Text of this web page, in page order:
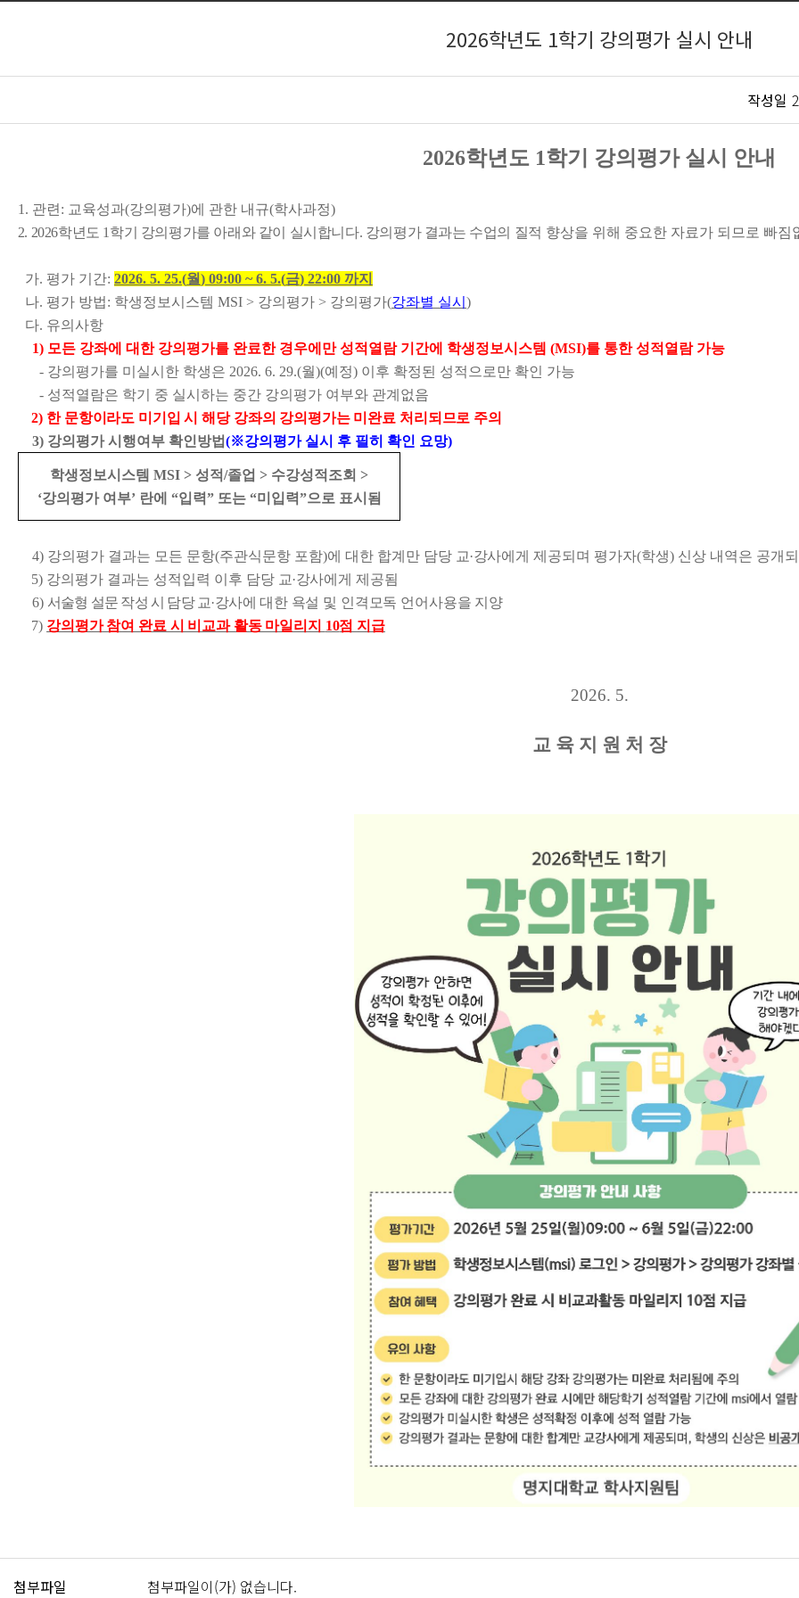
2026학년도 1학기 강의평가 실시 안내
작성일
2026학년도 1학기 강의평가 실시 안내
1. 관련 : 교육성과(강의평가)에 관한 내규(학사과정)
2. 2026학년도 1 학기 강의평가를 아래와 같이 실시합니다. 강의평가 결과는 수업의 질적 향상을 위해 중요한 자료가 되므로 빠
가. 평가 기간: 2026. 5. 25.(월) 09:00 ~ 6. 5.(금) 22:00 까지
나. 평가 방법: 학생정보시스템 MSI > 강의평가 > 강의평가(강좌별 실시 )
다. 유의사항
1) 모든 강좌에 대한 강의평가를 완료한 경우에만 성적열람 기간에 학생정보시스템 (MSI)를 통한 성적열람 가능
- 강의평가를 미실시한 학생은 2026. 6. 29.(월)(예정) 이후 확정된 성적으로만 확인 가능
- 성적열람은 학기 중 실시하는 중간 강의평가 여부와 관계없음
2) 한 문항이라도 미기입 시 해당 강좌의 강의평가는 미완료 처리되므로 주의
3) 강의평가 시행여부 확인방법(※강의평가 실시 후 필히 확인 요망)
학생정보시스템 MSI > 성적/졸업 > 수강성적조회 >
‘강의평가 여부’ 란에 “입력” 또는 “미입력”으로 표시됨
4) 강의평가 결과는 모든 문항(주관식문항 포함)에 대한 합계만 담당 교·강사에게 제공되며 평가자(학생) 신상 내역은 공개
5) 강의평가 결과는 성적입력 이후 담당 교·강사에게 제공됨
6) 서술형 설문 작성 시 담당 교·강사에 대한 욕설 및 인격모독 언어사용을 지양
7) 강의평가 참여 완료 시 비교과 활동 마일리지 10점 지급
2026. 5.
교 육 지 원 처 장
첨부파일 첨부파일이(가) 없습니다.